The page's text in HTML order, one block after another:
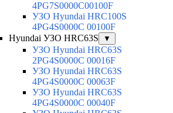
4PG7S0000C00100F
УЗО Hyundai HRC100S
4PG4S0000C 00100F
Hyundai УЗО HRC63S
▼
УЗО Hyundai HRC63S
2PG4S0000C 00016F
УЗО Hyundai HRC63S
4PG4S0000C 00063F
УЗО Hyundai HRC63S
4PG4S0000C 00040F